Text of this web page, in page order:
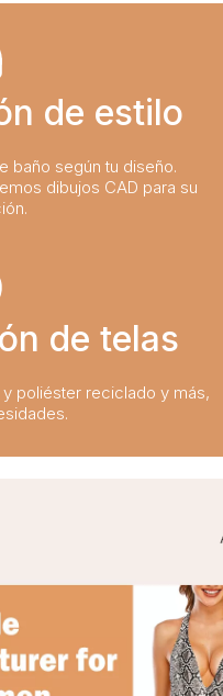
de estilo
baño según tu diseño.
dibujos CAD para su
de telas
poliéster reciclado y más,